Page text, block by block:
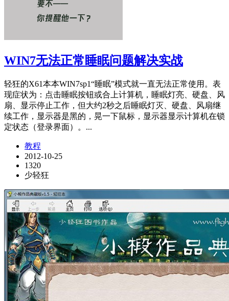
WIN7无法正常睡眠问题解决实战
轻狂的X61本本WIN7sp1“睡眠”模式就一直无法正常使用。表
现症状为：点击睡眠按钮或合上计算机，睡眠灯亮、硬盘、风
扇、显示停止工作，但大约2秒之后睡眠灯灭、硬盘、风扇继
续工作，显示器是黑的，晃一下鼠标，显示器显示计算机在锁
定状态（登录界面）。...
教程
2012-10-25
1320
少轻狂